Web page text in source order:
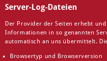
Server-Log-Dateien
Der Provider der Seiten erhebt
Informationen in so genannten
automatisch an uns übermittelt.
Browsertyp und Browserversion